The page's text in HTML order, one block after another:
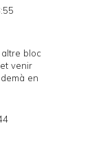
bloc
venir
en